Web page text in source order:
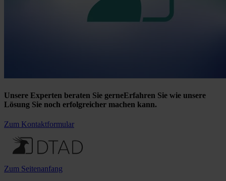
Unsere Experten beraten Sie gerneErfahren Sie wie unsere
Lösung Sie noch erfolgreicher machen kann.
Zum Kontaktformular
Zum Seitenanfang